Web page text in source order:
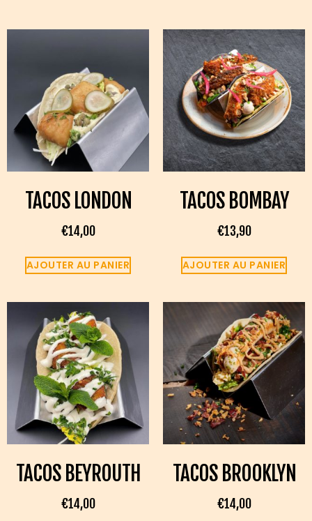
TACOS LONDON
€14,00
AJOUTER AU PANIER
TACOS BOMBAY
€13,90
AJOUTER AU PANIER
TACOS BEYROUTH
€14,00
TACOS BROOKLYN
€14,00